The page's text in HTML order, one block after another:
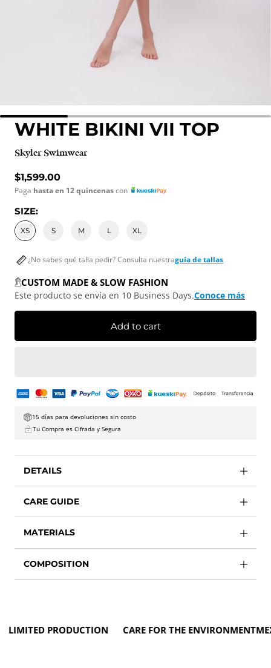
WHITE BIKINI VII TOP
Skyler Swimwear
Regular price
$1,599.00
Paga hasta en 12 quincenascon
SIZE:
XS S M L XL
¿No sabes qué talla pedir? Consulta nuestraguía de tallas
CUSTOM MADE & SLOW FASHION
Este producto se envía en 10 Business Days.Conoce más
Add to cart
15 días para devoluciones sin costo
Tu Compra es Cifrada y Segura
DETAILS
CARE GUIDE
MATERIALS
COMPOSITION
PRODUCTION CARE FOR THE ENVIRONMENT